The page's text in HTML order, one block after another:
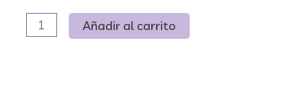
Añadir al carrito